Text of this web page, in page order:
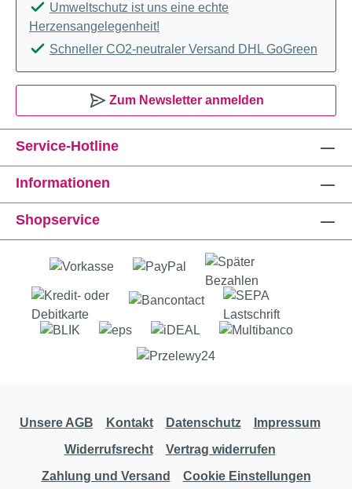
Service-Hotline
Informationen
Shopservice
Umweltschutz ist uns eine echte
Herzensangelegenheit!
Schneller CO2-neutraler Versand DHL GoGreen
Zum Newsletter anmelden
Unsere AGB Kontakt Datenschutz
Impressum
Widerrufsrecht
Vertrag widerrufen
Zahlung und Versand
Cookie Einstellungen